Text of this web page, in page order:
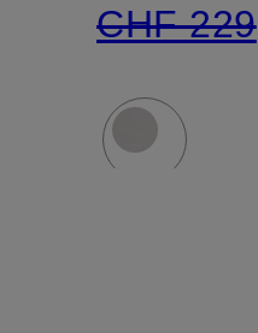
CHF 229